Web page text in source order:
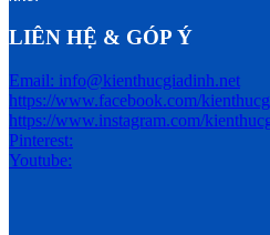
LIÊN HỆ & GÓP Ý
Email: info@kienthucgiadinh.net
https://www.facebook.com/
https://www.instagram.com/
Pinterest:
Youtube: